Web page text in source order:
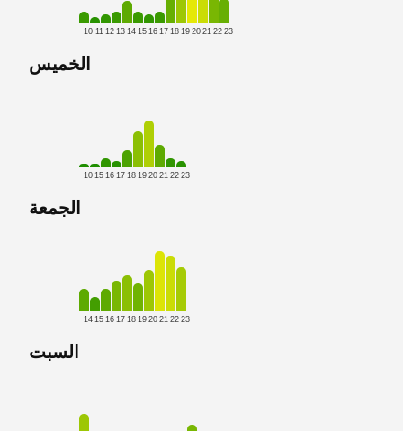
10 11 12 13 14 15 16 17 18 19 20 21 22 23
الخميس
10 15 16 17 18 19 20 21 22 23
الجمعة
14 15 16 17 18 19 20 21 22 23
السبت